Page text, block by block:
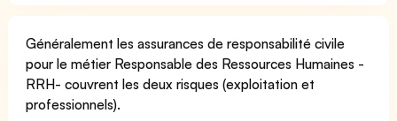
Généralement les assurances de responsabilité civile
pour le métier Responsable des Ressources Humaines -
RRH- couvrent les deux risques (exploitation et
professionnels).